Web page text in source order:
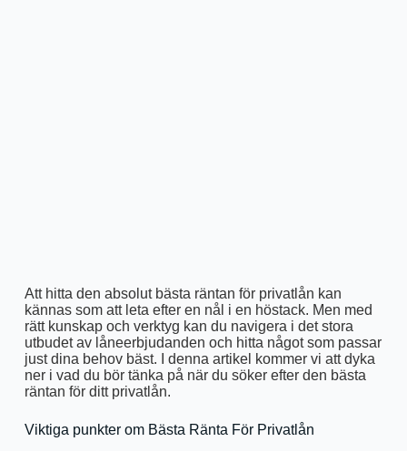
Att hitta den absolut bästa räntan för privatlån kan
kännas som att leta efter en nål i en höstack. Men med
rätt kunskap och verktyg kan du navigera i det stora
utbudet av låneerbjudanden och hitta något som passar
just dina behov bäst. I denna artikel kommer vi att dyka
ner i vad du bör tänka på när du söker efter den bästa
räntan för ditt privatlån.
Viktiga punkter om Bästa Ränta För Privatlån